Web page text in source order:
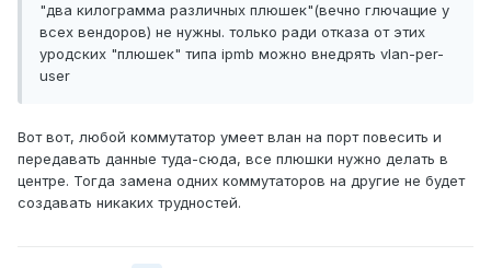
"два килограмма различных плюшек"(вечно глючащие у
всех вендоров) не нужны. только ради отказа от этих
уродских "плюшек" типа ipmb можно внедрять vlan-per-
user
Вот вот, любой коммутатор умеет влан на порт повесить и
передавать данные туда-сюда, все плюшки нужно делать в
центре. Тогда замена одних коммутаторов на другие не будет
создавать никаких трудностей.